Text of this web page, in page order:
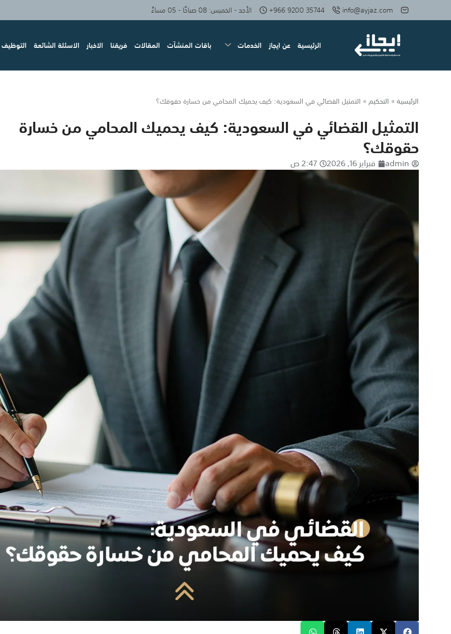
info@ayjaz.com
+966 9200 35744 الأحد - الخميس: 08 صباحًا - 05 مساءً
الرئيسية عن ايجاز الخدمات باقات المنشآت المقالات فريقنا الاخبار الاسئلة الشائعة
الرئيسية» التحكيم» التمثيل القضائي في السعودية: كيف يحميك المحامي من خسارة حقوقك؟
التمثيل القضائي في السعودية: كيف يحميك المحامي من خسارة
حقوقك؟
admin فبراير 16, 2026 2:47 ص